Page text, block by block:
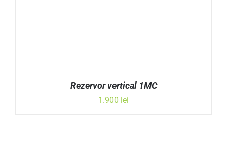
Rezervor vertical 1MC
1.900 lei